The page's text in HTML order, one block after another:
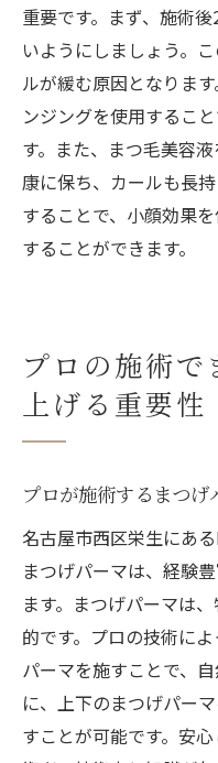
重要です。まず、施術
いようにしましょう。
ルが緩む原因となりま
ンジングを使用するこ
す。また、まつ毛美容
康に保ち、カールも長
することで、小顔効果
することができます。
プロの施術で
上げる重要性
プロが施術するまつげ
名古屋市西区栄生にあ
まつげパーマは、経験
ます。まつげパーマは
的です。プロの技術に
パーマを施すことで、
に、上下のまつげパー
すことが可能です。安